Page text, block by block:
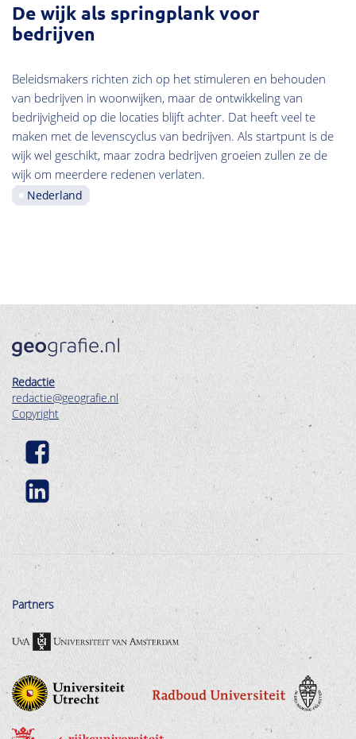
De wijk als springplank voor
bedrijven
Beleidsmakers richten zich op het stimuleren en behouden
van bedrijven in woonwijken, maar de ontwikkeling van
bedrijvigheid op die locaties blijft achter. Dat heeft veel te
maken met de levenscyclus van bedrijven. Als startpunt is de
wijk wel geschikt, maar zodra bedrijven groeien zullen ze de
wijk om meerdere redenen verlaten.
Nederland
Redactie
redactie@geografie.nl
Copyright
Partners